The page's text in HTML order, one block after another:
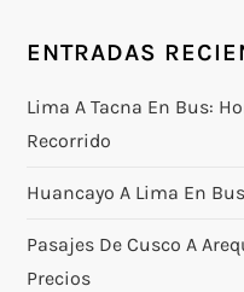
ENTRADAS
Lima A Tacna En Bus:
Recorrido
Huancayo A Lima En
Pasajes De Cusco A
Precios